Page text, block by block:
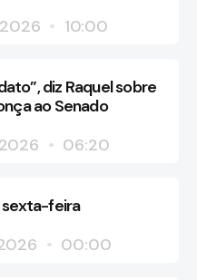
10:00
diz Raquel sobre
ao Senado
06:20
sexta-feira
00:00